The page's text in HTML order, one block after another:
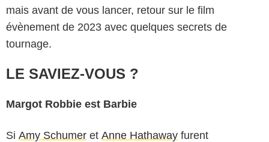
mais avant de vous lancer, retour sur le film
évènement de 2023 avec quelques secrets de
tournage.
LE SAVIEZ-VOUS ?
Margot Robbie est Barbie
Si Amy Schumer et Anne Hathaway furent